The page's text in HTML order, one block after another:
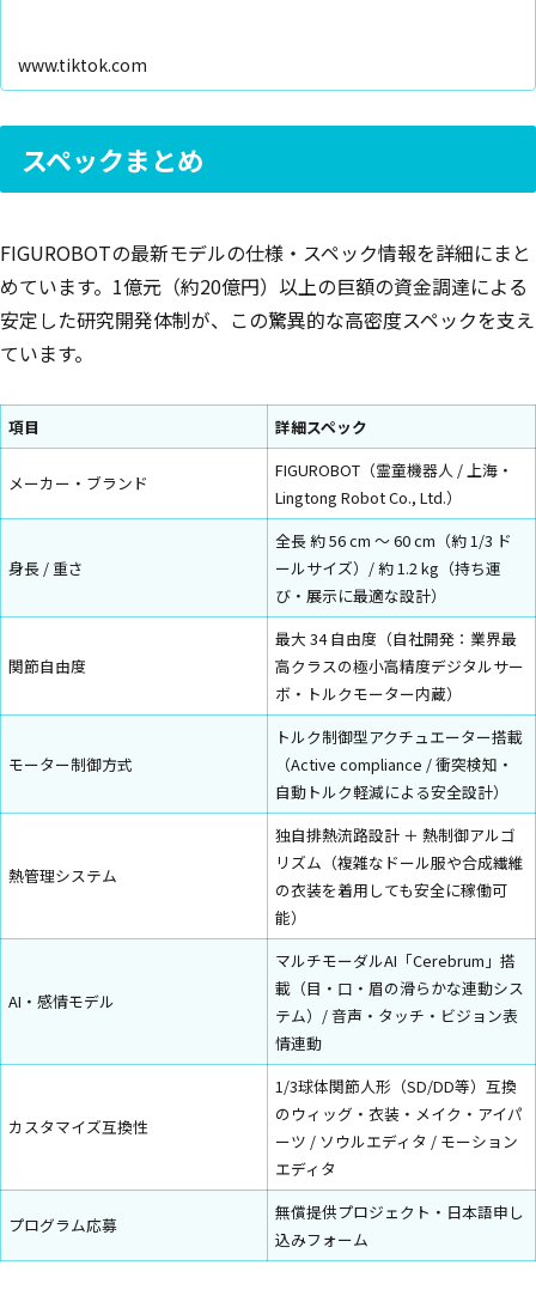
www.tiktok.com
スペックまとめ
FIGUROBOTの最新モデルの仕様・スペック情報を詳細にまと
めています。1億元（約20億円）以上の巨額の資金調達による
安定した研究開発体制が、この驚異的な高密度スペックを支え
ています。
項目 詳細スペック
メーカー・ブランド
FIGUROBOT（霊童機器人 / 上海・
Lingtong Robot Co., Ltd.）
身長 / 重さ
全長 約 56 cm 〜 60 cm（約 1/3 ド
ールサイズ）/ 約 1.2 kg（持ち運
び・展示に最適な設計）
関節自由度
最大 34 自由度（自社開発：業界最
高クラスの極小高精度デジタルサー
ボ・トルクモーター内蔵）
モーター制御方式
トルク制御型アクチュエーター搭載
（Active compliance / 衝突検知・
自動トルク軽減による安全設計）
熱管理システム
独自排熱流路設計 ＋ 熱制御アルゴ
リズム（複雑なドール服や合成繊維
の衣装を着用しても安全に稼働可
能）
AI・感情モデル
マルチモーダルAI「Cerebrum」搭
載（目・口・眉の滑らかな連動シス
テム）/ 音声・タッチ・ビジョン表
情連動
カスタマイズ互換性
1/3球体関節人形（SD/DD等）互換
のウィッグ・衣装・メイク・アイパ
ーツ / ソウルエディタ / モーション
エディタ
プログラム応募
無償提供プロジェクト・日本語申し
込みフォーム